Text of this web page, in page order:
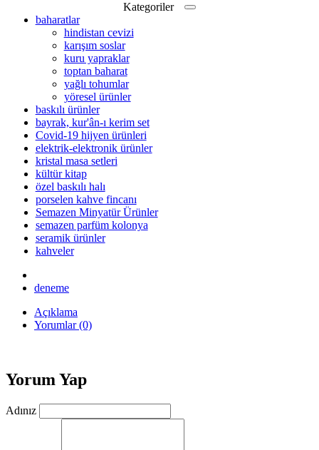
Kategoriler
baharatlar
hindistan cevizi
karışım soslar
kuru yapraklar
toptan baharat
yağlı tohumlar
yöresel ürünler
baskılı ürünler
bayrak, kur'ân-ı kerim set
Covid-19 hijyen ürünleri
elektrik-elektronik ürünler
kristal masa setleri
kültür kitap
özel baskılı halı
porselen kahve fincanı
Semazen Minyatür Ürünler
semazen parfüm kolonya
seramik ürünler
kahveler
deneme
Açıklama
Yorumlar (0)
Yorum Yap
Adınız